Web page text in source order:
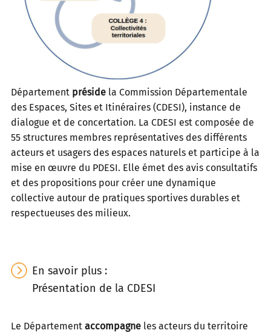
Département préside la Commission Départementale
des Espaces, Sites et Itinéraires (CDESI), instance de
dialogue et de concertation. La CDESI est composée de
55 structures membres représentatives des différents
acteurs et usagers des espaces naturels et participe à la
mise en œuvre du PDESI. Elle émet des avis consultatifs
et des propositions pour créer une dynamique
collective autour de pratiques sportives durables et
respectueuses des milieux.
En savoir plus :
Présentation de la CDESI
Le Département accompagne les acteurs du territoire